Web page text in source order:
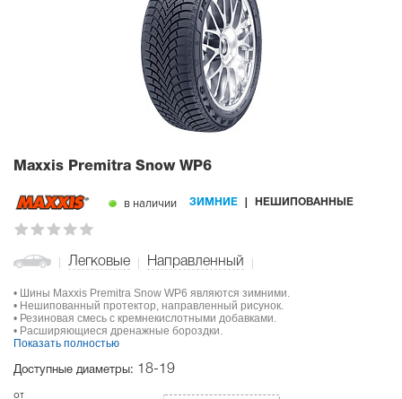
Maxxis Premitra Snow WP6
в наличии ЗИМНИЕ НЕШИПОВАННЫЕ
Легковые Направленный
• Шины Maxxis Premitra Snow WP6 являются зимними.
• Нешипованный протектор, направленный рисунок.
• Резиновая смесь с кремнекислотными добавками.
• Расширяющиеся дренажные бороздки.
Показать полностью
Доступные диаметры: 18-19